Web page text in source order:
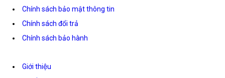
Chính sách bảo mật thông tin
Chính sách đổi trả
Chính sách bảo hành
Giới thiệu